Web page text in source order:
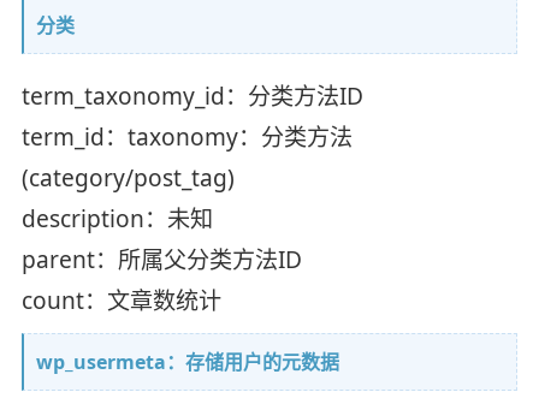
分类
term_taxonomy_id：分类方法ID
term_id：taxonomy：分类方法
(category/post_tag)
description：未知
parent：所属父分类方法ID
count：文章数统计
wp_usermeta：存储用户的元数据